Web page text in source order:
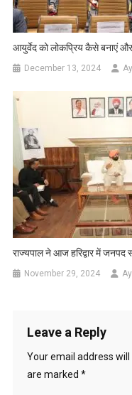
आयुर्वेद को लोकप्रिय कैसे बनाएं
December 13, 2024
राज्यपाल ने आज हरिद्वार में जनपद
November 29, 2024
Leave a Reply
Your email address will
are marked *